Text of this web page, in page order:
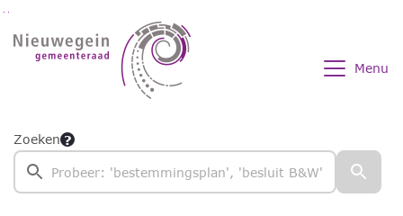
Ga naar de inhoud van deze pagina
Menu
Zoeken